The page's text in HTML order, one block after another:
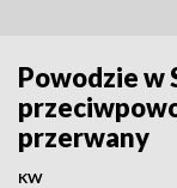
Powodzie w
przerwany
KW